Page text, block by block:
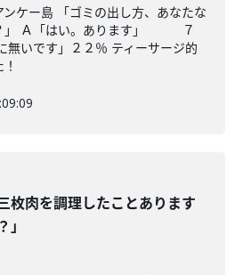
ケー島 「ゴミの出し方、あなたな
？」 Ａ「はい。あります」 ７
無いです」２２％ ティーサージ的
三枚肉を調理したことあります
」